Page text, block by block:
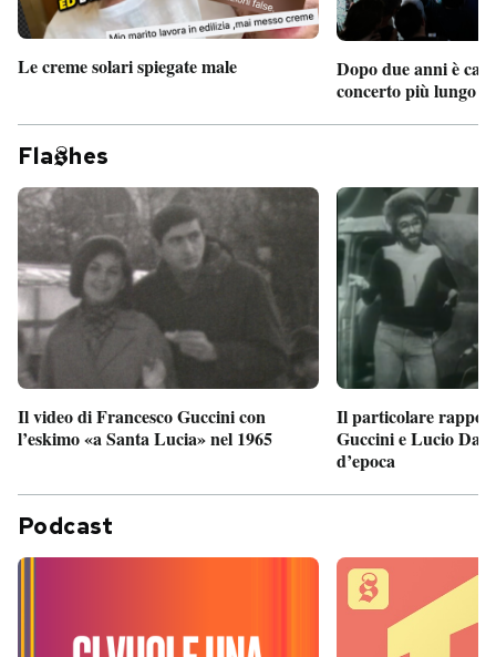
Le creme solari spiegate male
Dopo due anni è
concerto più lungo
Fla hes
Il video di Francesco Guccini con
l’eskimo «a Santa Lucia» nel 1965
Il particolare
Guccini e Lucio
d’epoca
Podcast